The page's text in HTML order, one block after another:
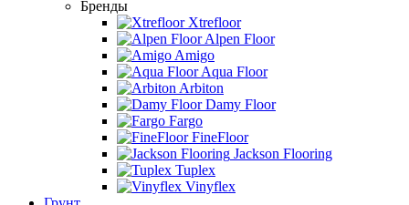
Бренды
Xtrefloor
Alpen Floor
Amigo
Aqua Floor
Arbiton
Damy Floor
Fargo
FineFloor
Jackson Flooring
Tuplex
Vinyflex